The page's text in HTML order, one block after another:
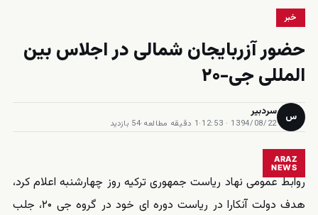
خبر
حضور آزربایجان شمالی در اجلاس بین
المللی جی-۲۰
س سردبیر
1394/08/22 · 12:53
·1 دقیقه مطالعه ·54 بازدید
ARAZ
NEWS
روابط عمومی نهاد ریاست جمهوری ترکیه روز چهارشنبه اعلام کرد،
هدف دولت آنکارا در ریاست دوره ای خود در گروه جی ۲۰، جلب